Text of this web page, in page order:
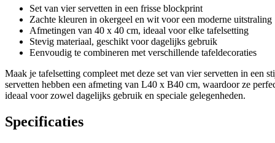
Set van vier servetten in een frisse blockprint
Zachte kleuren in okergeel en wit voor een moderne uitstraling
Afmetingen van 40 x 40 cm, ideaal voor elke tafelsetting
Stevig materiaal, geschikt voor dagelijks gebruik
Eenvoudig te combineren met verschillende tafeldecoraties
Maak je tafelsetting compleet met deze set van vier servetten in
servetten hebben een afmeting van L40 x B40 cm, waardoor ze
ideaal voor zowel dagelijks gebruik en speciale gelegenheden.
Specificaties